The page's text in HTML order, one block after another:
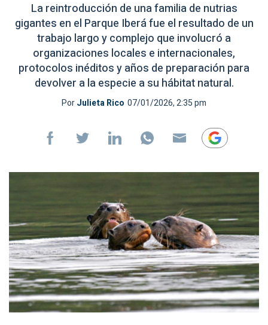
La reintroducción de una familia de nutrias
gigantes en el Parque Iberá fue el resultado de un
trabajo largo y complejo que involucró a
organizaciones locales e internacionales,
protocolos inéditos y años de preparación para
devolver a la especie a su hábitat natural.
PorJulieta Rico 07/01/2026, 2:35 pm